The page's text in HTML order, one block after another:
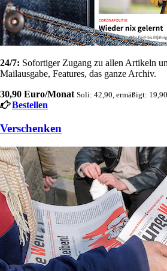
24/7: Sofortiger Zugang zu allen Artikeln
Mailausgabe, Features, das ganze Archiv.
30,90 Euro/Monat Soli: 42,90, ermäßigt: 19,90
Bestellen
Verschenken